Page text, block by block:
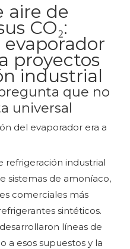
aire de
CO₂:
proyectos
industrial
que no
universal
del evaporador era a
refrigeración industrial
sistemas de amoníaco,
comerciales más
sintéticos.
líneas de
a esos supuestos y la